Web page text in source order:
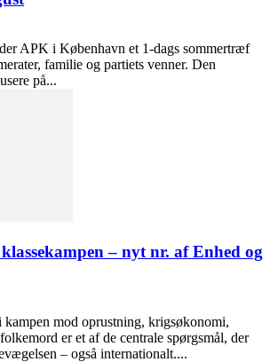
APK i København et 1-dags sommertræf
familie og partiets venner. Den
på...
– nyt nr. af Enhed og
mod oprustning, krigsøkonomi,
er et af de centrale spørgsmål, der
– også internationalt....